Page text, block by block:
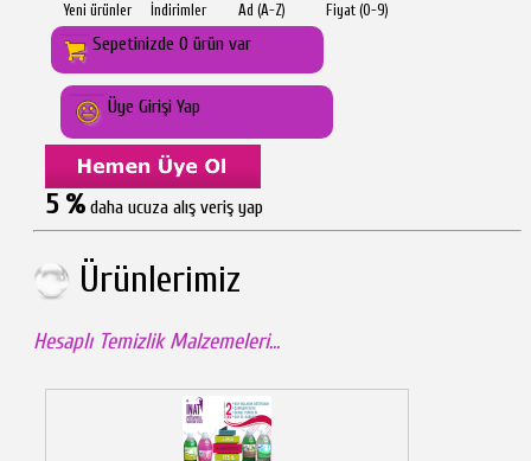
Yeni ürünler İndirimler Ad (A-Z) Fiyat (0-9)
Sepetinizde 0 ürün var
Üye Girişi Yap
5 %daha ucuza alış veriş yap
Ürünlerimiz
Hesaplı Temizlik Malzemeleri...